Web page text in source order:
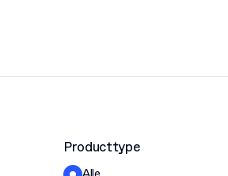
Producttype